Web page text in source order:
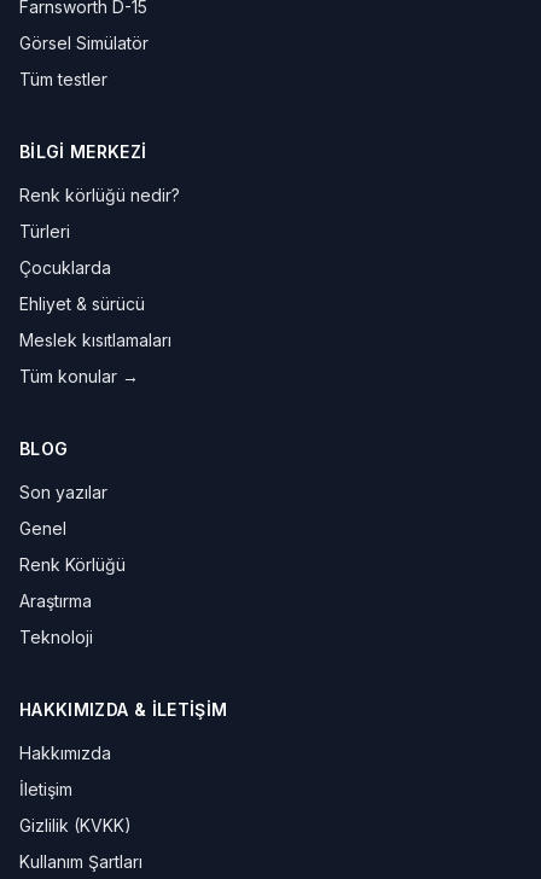
Farnsworth D-15
Görsel Simülatör
Tüm testler
BILGI MERKEZI
Renk körlüğü nedir?
Türleri
Çocuklarda
Ehliyet & sürücü
Meslek kısıtlamaları
Tüm konular →
BLOG
Son yazılar
Genel
Renk Körlüğü
Araştırma
Teknoloji
HAKKIMIZDA & İLETIŞIM
Hakkımızda
İletişim
Gizlilik (KVKK)
Kullanım Şartları